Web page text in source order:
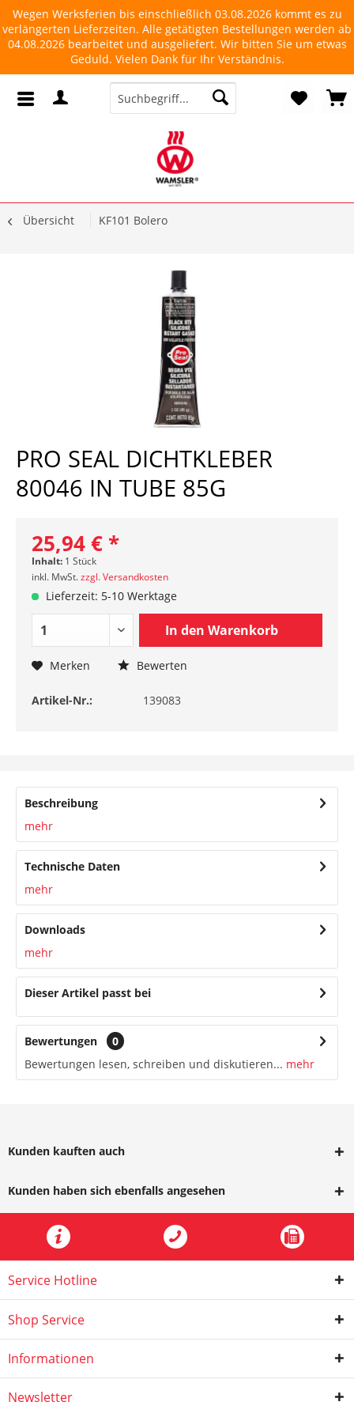
Wegen Werksferien bis einschließlich 03.08.2026 kommt es zu
verlängerten Lieferzeiten. Alle getätigten Bestellungen werden ab
04.08.2026 bearbeitet und ausgeliefert. Wir bitten Sie um etwas
Geduld. Vielen Dank für Ihr Verständnis.
Übersicht KF101 Bolero
PRO SEAL DICHTKLEBER
80046 IN TUBE 85G
25,94 € *
Inhalt: 1 Stück
inkl. MwSt.zzgl. Versandkosten
Lieferzeit: 5-10 Werktage
In den Warenkorb
Merken Bewerten
Artikel-Nr.: 139083
Beschreibung
mehr
Technische Daten
mehr
Downloads
mehr
Dieser Artikel passt bei
Bewertungen
0
Bewertungen lesen, schreiben und diskutieren... mehr
Kunden kauften auch
Kunden haben sich ebenfalls angesehen
Service Hotline
Shop Service
Informationen
Newsletter